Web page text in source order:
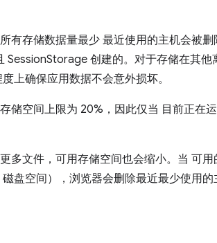
有存储数据量最少 最近使用的主机会被
创建的。对于存储在其他
上确保应用数据不会意外损坏。
储空间上限为 20%，因此仅当 目前正在
多文件，可用存储空间也会缩小。当 可
盘空间），浏览器会删除最近最少使用的